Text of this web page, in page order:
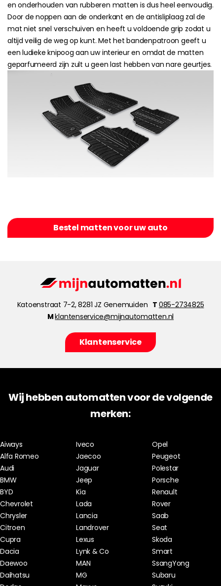
en onderhouden van rubberen matten is dus heel eenvoudig.
Door de noppen aan de onderkant en de antisliplaag zal de
mat niet snel verschuiven en heeft u voldoende grip zodat u
altijd veilig de weg op kunt. Met het bandenpatroon geeft u
een ludieke knipoog aan uw interieur en omdat de matten
geparfumeerd zijn zult u geen last hebben van nare geurtjes.
Bestel matten voor uw auto
Katoenstraat 7-2, 8281 JZ Genemuiden T 085-2734825
Mklantenservice@mijnautomatten.nl
Klantenservice
Wij hebben automatten voor de volgende
merken:
Aiways
Alfa Romeo
Audi
BMW
BYD
Chevrolet
Chrysler
Citroen
Cupra
Dacia
Daewoo
Daihatsu
Iveco
Jaecoo
Jaguar
Jeep
Kia
Lada
Lancia
Landrover
Lexus
Lynk & Co
MAN
MG
Opel
Peugeot
Polestar
Porsche
Renault
Rover
Saab
Seat
Skoda
Smart
SsangYong
Subaru